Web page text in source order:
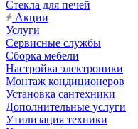
Стекла для печей
Акции
Услуги
Сервисные службы
Сборка мебели
Настройка электроники
Монтаж кондиционеров
Установка сантехники
Дополнительные услуги
Утилизация техники